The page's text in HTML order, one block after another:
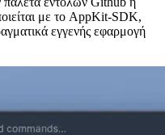
που σας επιτρέπει να
από παντού στο macOS.
και παρέχει μια
παλέτα εντολών Github ή
με το AppKit-SDK,
εγγενής εφαρμογή